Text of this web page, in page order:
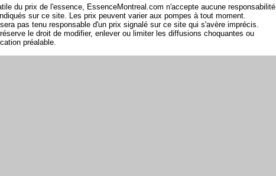
du prix de l'essence, EssenceMontreal.com n'accepte aucune responsabilité
sur ce site. Les prix peuvent varier aux pompes à tout moment.
pas tenu responsable d'un prix signalé sur ce site qui s'avère imprécis.
le droit de modifier, enlever ou limiter les diffusions choquantes ou
préalable.